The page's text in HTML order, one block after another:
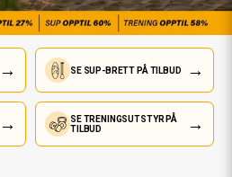
→ SE SUP-BRETT PÅ TILBUD →
→
SE TRENINGSUTSTYR PÅ
TILBUD
→